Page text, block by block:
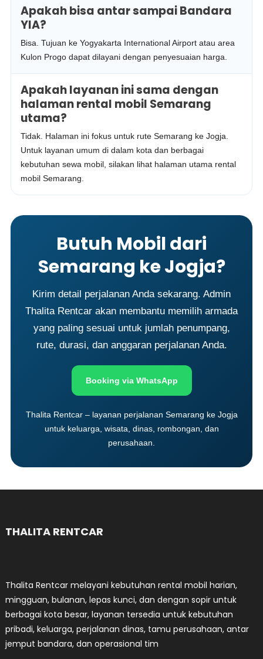
Apakah bisa antar sampai Bandara
YIA?
Bisa. Tujuan ke Yogyakarta International Airport atau area
Kulon Progo dapat dilayani dengan penyesuaian harga.
Apakah layanan ini sama dengan
halaman rental mobil Semarang
utama?
Tidak. Halaman ini fokus untuk rute Semarang ke Jogja.
Untuk layanan umum di dalam kota dan berbagai
kebutuhan sewa mobil, silakan lihat halaman utama rental
mobil Semarang.
Butuh Mobil dari
Semarang ke Jogja?
Kirim detail perjalanan Anda sekarang. Admin
Thalita Rentcar akan membantu memilih armada
yang paling sesuai untuk jumlah penumpang,
rute, durasi, dan anggaran perjalanan Anda.
Booking via WhatsApp
Thalita Rentcar – layanan perjalanan Semarang ke Jogja
untuk keluarga, wisata, dinas, rombongan, dan
perusahaan.
THALITA RENTCAR
Thalita Rentcar melayani kebutuhan rental mobil harian,
mingguan, bulanan, lepas kunci, dan dengan sopir untuk
berbagai kota besar, layanan tersedia untuk kebutuhan
pribadi, keluarga, perjalanan dinas, tamu perusahaan, antar
jemput bandara, dan operasional tim